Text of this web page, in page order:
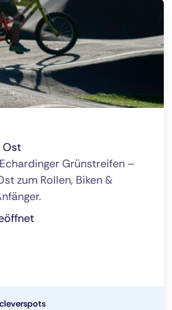
Ost
Grünstreifen –
zum Rollen, Biken &